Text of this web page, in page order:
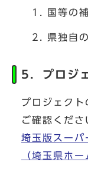
国等の
県独自
5．プロジ
プロジェクト
ご確認くださ
埼玉版スーパ
（埼玉県ホー